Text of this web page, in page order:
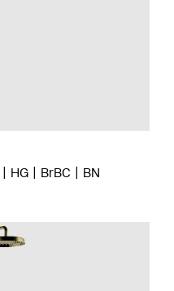
HG BrBC BN